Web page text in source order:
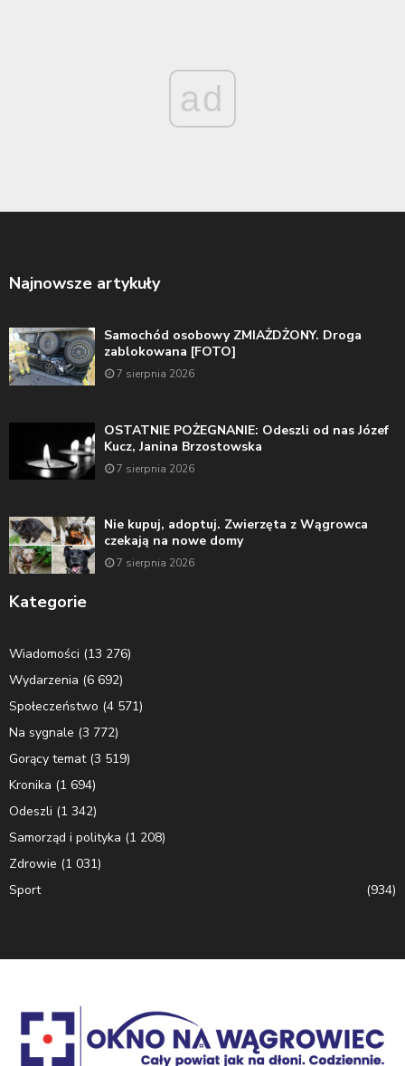
ad
Najnowsze artykuły
Samochód osobowy ZMIAŻDŻONY. Droga
zablokowana [FOTO]
7 sierpnia 2026
OSTATNIE POŻEGNANIE: Odeszli od nas Józef
Kucz, Janina Brzostowska
7 sierpnia 2026
Nie kupuj, adoptuj. Zwierzęta z Wągrowca
czekają na nowe domy
7 sierpnia 2026
Kategorie
Wiadomości (13 276)
Wydarzenia (6 692)
Społeczeństwo (4 571)
Na sygnale (3 772)
Gorący temat(3 519)
Kronika (1 694)
Odeszli (1 342)
Samorząd i polityka (1 208)
Zdrowie (1 031)
Sport
(934)